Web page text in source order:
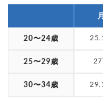
20〜24歳
25〜29歳 27
30〜34歳